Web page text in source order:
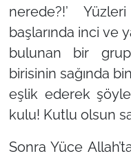
nerede?!’
başlarında inci ve
bulunan bir
birisinin sağında
eşlik ederek şöyle
kulu! Kutlu olsun
Sonra Yüce